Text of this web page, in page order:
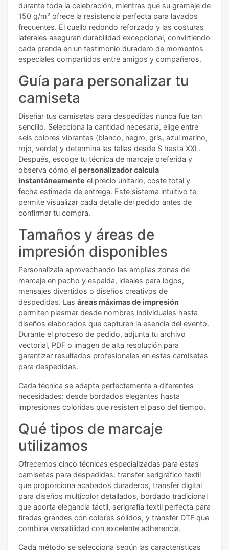
durante toda la celebración, mientras que su gramaje de
150 g/m² ofrece la resistencia perfecta para lavados
frecuentes. El cuello redondo reforzado y las costuras
laterales aseguran durabilidad excepcional, convirtiendo
cada prenda en un testimonio duradero de momentos
especiales compartidos entre amigos y compañeros.
Guía para personalizar tu
camiseta
Diseñar tus camisetas para despedidas nunca fue tan
sencillo. Selecciona la cantidad necesaria, elige entre
seis colores vibrantes (blanco, negro, gris, azul marino,
rojo, verde) y determina las tallas desde S hasta XXL.
Después, escoge tu técnica de marcaje preferida y
observa cómo el personalizador calcula
instantáneamente el precio unitario, coste total y
fecha estimada de entrega. Este sistema intuitivo te
permite visualizar cada detalle del pedido antes de
confirmar tu compra.
Tamaños y áreas de
impresión disponibles
Personalízala aprovechando las amplias zonas de
marcaje en pecho y espalda, ideales para logos,
mensajes divertidos o diseños creativos de
despedidas. Las áreas máximas de impresión
permiten plasmar desde nombres individuales hasta
diseños elaborados que capturen la esencia del evento.
Durante el proceso de pedido, adjunta tu archivo
vectorial, PDF o imagen de alta resolución para
garantizar resultados profesionales en estas camisetas
para despedidas.
Cada técnica se adapta perfectamente a diferentes
necesidades: desde bordados elegantes hasta
impresiones coloridas que resisten el paso del tiempo.
Qué tipos de marcaje
utilizamos
Ofrecemos cinco técnicas especializadas para estas
camisetas para despedidas: transfer serigráfico textil
que proporciona acabados duraderos, transfer digital
para diseños multicolor detallados, bordado tradicional
que aporta elegancia táctil, serigrafía textil perfecta para
tiradas grandes con colores sólidos, y transfer DTF que
combina versatilidad con excelente adherencia.
Cada método se selecciona según las características